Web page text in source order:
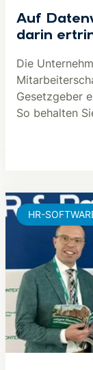
Auf
darin
Die
Gesetzgeber
So behalten
HR-